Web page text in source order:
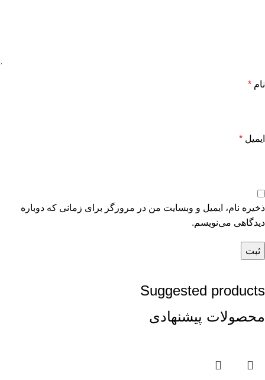
نام *
ایمیل *
ذخیره نام، ایمیل و وبسایت من در مرورگر برای زمانی که دوباره
دیدگاهی می‌نویسم.
Suggested products
محصولات پیشنهادی